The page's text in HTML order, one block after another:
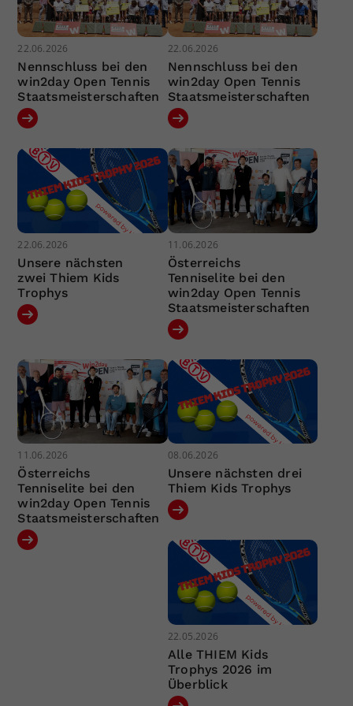
22.06.2026
Nennschluss bei den
win2day Open Tennis
Staatsmeisterschaften
22.06.2026
Nennschluss bei den
win2day Open Tennis
Staatsmeisterschaften
22.06.2026
Unsere nächsten
zwei Thiem Kids
Trophys
11.06.2026
Österreichs
Tenniselite bei den
win2day Open Tennis
Staatsmeisterschaften
11.06.2026
Österreichs
Tenniselite bei den
win2day Open Tennis
Staatsmeisterschaften
08.06.2026
Unsere nächsten drei
Thiem Kids Trophys
22.05.2026
Alle THIEM Kids
Trophys 2026 im
Überblick